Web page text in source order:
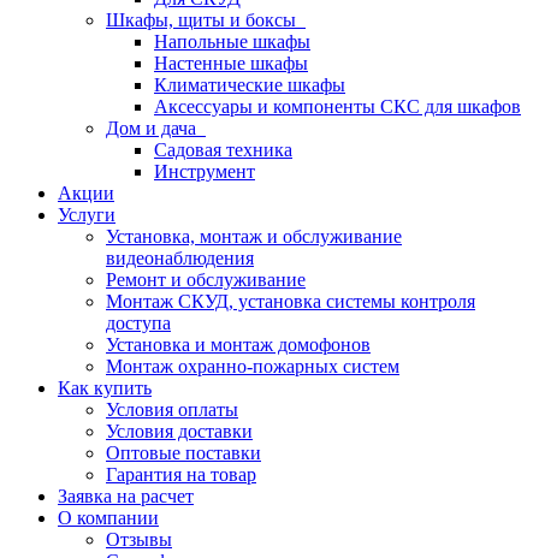
Шкафы, щиты и боксы
Напольные шкафы
Настенные шкафы
Климатические шкафы
Аксессуары и компоненты СКС для шкафов
Дом и дача
Садовая техника
Инструмент
Акции
Услуги
Установка, монтаж и обслуживание
видеонаблюдения
Ремонт и обслуживание
Монтаж СКУД, установка системы контроля
доступа
Установка и монтаж домофонов
Монтаж охранно-пожарных систем
Как купить
Условия оплаты
Условия доставки
Оптовые поставки
Гарантия на товар
Заявка на расчет
О компании
Отзывы